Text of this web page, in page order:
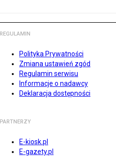
REGULAMIN
Polityka Prywatności
Zmiana ustawień zgód
Regulamin serwisu
Informacje o nadawcy
Deklaracja dostępności
PARTNERZY
E-kiosk.pl
E-gazety.pl